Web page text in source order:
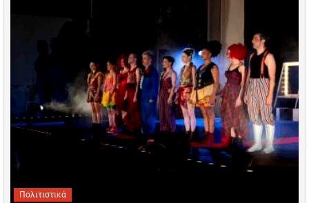
Πολιτιστικά